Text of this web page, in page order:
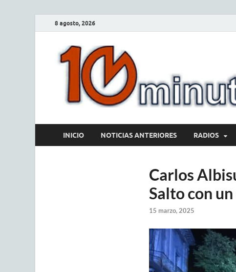
8 agosto, 2026
INICIO NOTICIAS ANTERIORES RADIOS
Carlos
Salto con
15 marzo, 2025